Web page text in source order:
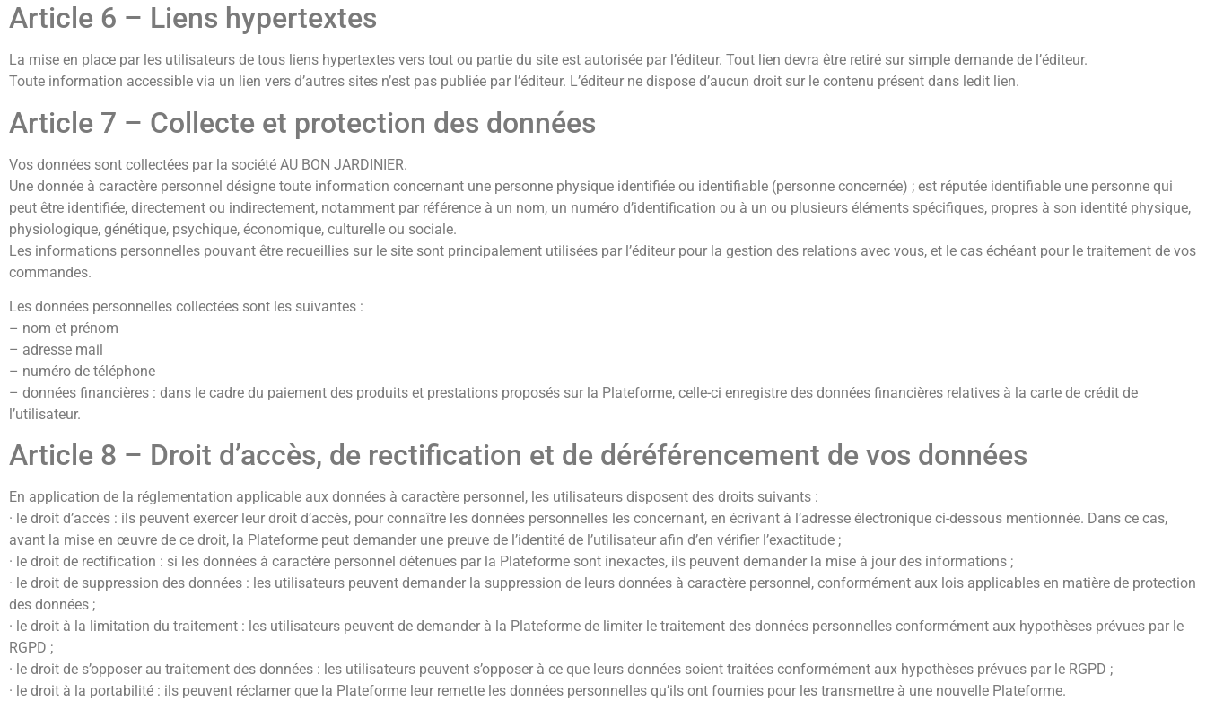
Article 6 – Liens hypertextes
La mise en place par les utilisateurs de tous liens hypertextes vers tout ou partie du site est autorisée par l’éditeur. Tout lien devra être retiré sur simple demande de l’éditeur.
Toute information accessible via un lien vers d’autres sites n’est pas publiée par l’éditeur. L’éditeur ne dispose d’aucun droit sur le contenu présent dans ledit lien.
Article 7 – Collecte et protection des données
Vos données sont collectées par la société AU BON JARDINIER.
Une donnée à caractère personnel désigne toute information concernant une personne physique identifiée ou identifiable (personne concernée) ; est réputée identifiable une personne qui
peut être identifiée, directement ou indirectement, notamment par référence à un nom, un numéro d’identification ou à un ou plusieurs éléments spécifiques, propres à son identité physique,
physiologique, génétique, psychique, économique, culturelle ou sociale.
Les informations personnelles pouvant être recueillies sur le site sont principalement utilisées par l’éditeur pour la gestion des relations avec vous, et le cas échéant pour le traitement de vos
commandes.
Les données personnelles collectées sont les suivantes :
– nom et prénom
– adresse mail
– numéro de téléphone
– données financières : dans le cadre du paiement des produits et prestations proposés sur la Plateforme, celle-ci enregistre des données financières relatives à la carte de crédit de
l’utilisateur.
Article 8 – Droit d’accès, de rectification et de déréférencement de vos données
En application de la réglementation applicable aux données à caractère personnel, les utilisateurs disposent des droits suivants :
· le droit d’accès : ils peuvent exercer leur droit d’accès, pour connaître les données personnelles les concernant, en écrivant à l’adresse électronique ci-dessous mentionnée. Dans ce cas,
avant la mise en œuvre de ce droit, la Plateforme peut demander une preuve de l’identité de l’utilisateur afin d’en vérifier l’exactitude ;
· le droit de rectification : si les données à caractère personnel détenues par la Plateforme sont inexactes, ils peuvent demander la mise à jour des informations ;
· le droit de suppression des données : les utilisateurs peuvent demander la suppression de leurs données à caractère personnel, conformément aux lois applicables en matière de protection
des données ;
· le droit à la limitation du traitement : les utilisateurs peuvent de demander à la Plateforme de limiter le traitement des données personnelles conformément aux hypothèses prévues par le
RGPD ;
· le droit de s’opposer au traitement des données : les utilisateurs peuvent s’opposer à ce que leurs données soient traitées conformément aux hypothèses prévues par le RGPD ;
· le droit à la portabilité : ils peuvent réclamer que la Plateforme leur remette les données personnelles qu’ils ont fournies pour les transmettre à une nouvelle Plateforme.